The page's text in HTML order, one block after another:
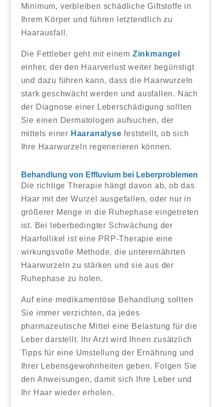
Minimum, verbleiben schädliche Giftstoffe in
Ihrem Körper und führen letztendlich zu
Haarausfall.
Die Fettleber geht mit einem Zinkmangel
einher, der den Haarverlust weiter begünstigt
und dazu führen kann, dass die Haarwurzeln
stark geschwächt werden und ausfallen. Nach
der Diagnose einer Leberschädigung sollten
Sie einen Dermatologen aufsuchen, der
mittels einer Haaranalyse feststellt, ob sich
Ihre Haarwurzeln regenerieren können.
Behandlung von Effluvium bei Leberproblemen
Die richtige Therapie hängt davon ab, ob das
Haar mit der Wurzel ausgefallen, oder nur in
größerer Menge in die Ruhephase eingetreten
ist. Bei leberbedingter Schwächung der
Haarfollikel ist eine PRP-Therapie eine
wirkungsvolle Methode, die unterernährten
Haarwurzeln zu stärken und sie aus der
Ruhephase zu holen.
Auf eine medikamentöse Behandlung sollten
Sie immer verzichten, da jedes
pharmazeutische Mittel eine Belastung für die
Leber darstellt. Ihr Arzt wird Ihnen zusätzlich
Tipps für eine Umstellung der Ernährung und
Ihrer Lebensgewohnheiten geben. Folgen Sie
den Anweisungen, damit sich Ihre Leber und
Ihr Haar wieder erholen.